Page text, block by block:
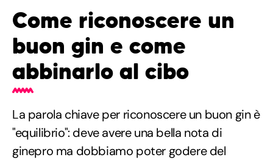
Come riconoscere un
buon gin e come
abbinarlo al cibo
La parola chiave per riconoscere un buon gin è
"equilibrio": deve avere una bella nota di
ginepro ma dobbiamo poter godere del